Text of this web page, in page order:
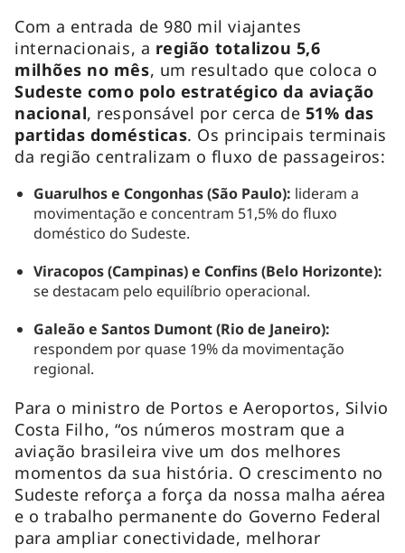
Com a entrada de 980 mil viajantes
internacionais, a região totalizou 5,6
milhões no mês, um resultado que coloca o
Sudeste como polo estratégico da aviação
nacional, responsável por cerca de 51% das
partidas domésticas. Os principais terminais
da região centralizam o fluxo de passageiros:
Guarulhos e Congonhas (São Paulo): lideram a
movimentação e concentram 51,5% do fluxo
doméstico do Sudeste.
Viracopos (Campinas) e Confins (Belo Horizonte):
se destacam pelo equilíbrio operacional.
Galeão e Santos Dumont (Rio de Janeiro):
respondem por quase 19% da movimentação
regional.
Para o ministro de Portos e Aeroportos, Silvio
Costa Filho, “os números mostram que a
aviação brasileira vive um dos melhores
momentos da sua história. O crescimento no
Sudeste reforça a força da nossa malha aérea
e o trabalho permanente do Governo Federal
para ampliar conectividade, melhorar